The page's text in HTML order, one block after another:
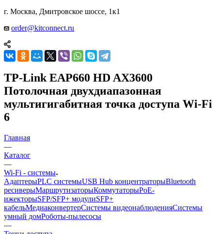
г. Москва, Дмитровское шоссе, 1к1
order@kitconnect.ru
TP-Link EAP660 HD AX3600
Потолочная двухдиапазонная
мультигигабитная точка доступа Wi-Fi
6
Главная
—
Каталог
—
Wi-Fi - системы
АдаптерыPLC системыUSB Hub концентраторыBluetooth
ресиверыМаршрутизаторыКоммутаторыPoE-
ижекторыSFP/SFP+ модулиSFP+
кабельМедиаконвертерСистемы видеонаблюденияСистемы
умный домРоботы-пылесосы
—